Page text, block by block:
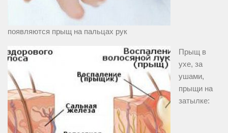
появляются прыщ на пальцах рук
Прыщ в
ухе, за
ушами,
прыщи на
затылке: